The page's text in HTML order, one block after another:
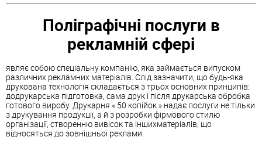
Поліграфічні послуги в
рекламній сфері
являє собою спеціальну компанію, яка займається випуском
различних рекламних матеріалів. Слід зазначити, що будь-яка
друкована технологія складається з трьох основних принципів:
додрукарська підготовка, сама друк і після друкарська обробка
готового виробу. Друкарня « 50 копійок » надає послуги не тільки
з друкування продукції, а й з розробки фірмового стилю
організації, створенню вивісок та іншихматеріалів, що
відносяться до зовнішньої реклами.